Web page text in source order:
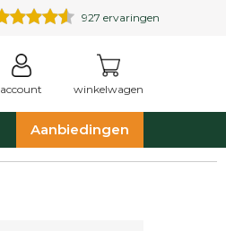
927 ervaringen
account winkelwagen
Aanbiedingen